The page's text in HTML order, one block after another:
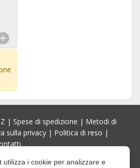
| Spese di spedizione | Metodi di
sulla privacy | Politica di reso |
utilizza i cookie per analizzare e